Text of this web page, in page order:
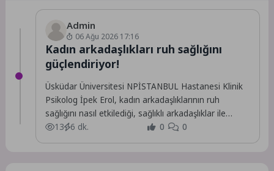
Admin
06 Ağu 2026 17:16
Kadın arkadaşlıkları ruh sağlığını
güçlendiriyor!
Üsküdar Üniversitesi NPİSTANBUL Hastanesi Klinik
Psikolog İpek Erol, kadın arkadaşlıklarının ruh
sağlığını nasıl etkilediği, sağlıklı arkadaşlıklar ile
sağlıksız ilişkilerin ve...
13 6 dk. 0 0